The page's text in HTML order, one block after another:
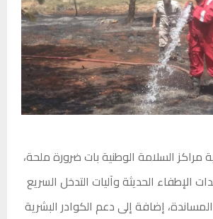
مراكز السلامة الوطنية بات ضرورة ملحة،
الإطفاء الحديثة وآليات التدخل السريع
إضافة إلى دعم الكوادر البشرية